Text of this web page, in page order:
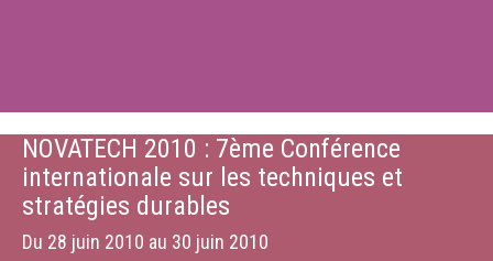
NOVATECH 2010 : 7ème Conférence
internationale sur les techniques et
stratégies durables
Du 28 juin 2010 au 30 juin 2010